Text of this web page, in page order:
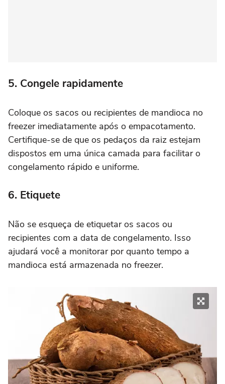
5. Congele rapidamente
Coloque os sacos ou recipientes de mandioca no
freezer imediatamente após o empacotamento.
Certifique-se de que os pedaços da raiz estejam
dispostos em uma única camada para facilitar o
congelamento rápido e uniforme.
6. Etiquete
Não se esqueça de etiquetar os sacos ou
recipientes com a data de congelamento. Isso
ajudará você a monitorar por quanto tempo a
mandioca está armazenada no freezer.